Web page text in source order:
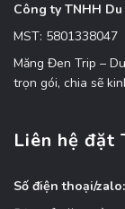
Công ty TNHH Du
MST: 5801338047
Măng Đen Trip –
trọn gói, chia sẽ
Liên hệ đặt
Số điện thoại/